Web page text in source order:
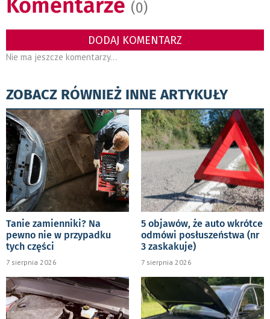
Komentarze (0)
DODAJ KOMENTARZ
Nie ma jeszcze komentarzy...
ZOBACZ RÓWNIEŻ INNE ARTYKUŁY
Tanie zamienniki? Na
pewno nie w przypadku
tych części
7 sierpnia 2026
5 objawów, że auto wkrótce
odmówi posłuszeństwa (nr
3 zaskakuje)
7 sierpnia 2026